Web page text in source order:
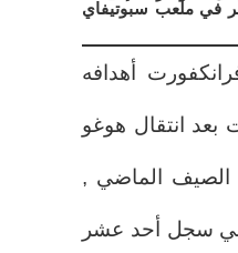
في 5 ديسمبر في ملعب سبوتيفاي
أهدافه
بعد انتقال هوغو
الصيف الماضي ,
سجل أحد عشر